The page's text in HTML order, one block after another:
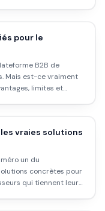
pour le
B2B de
Mais est-ce vraiment
limites et
vraies solutions
un du
concrètes pour
qui tiennent leurs